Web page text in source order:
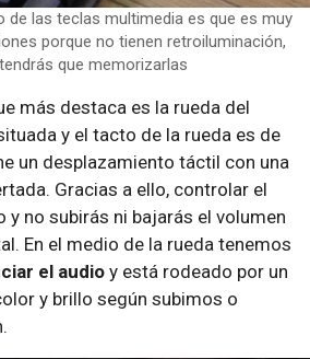
de las teclas multimedia es que es muy
porque no tienen retroiluminación,
que memorizarlas
más destaca es la rueda del
y el tacto de la rueda es de
un desplazamiento táctil con una
Gracias a ello, controlar el
y no subirás ni bajarás el volumen
En el medio de la rueda tenemos
el audio y está rodeado por un
y brillo según subimos o